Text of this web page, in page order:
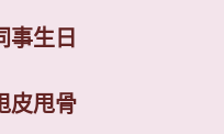
事生日
皮甩骨